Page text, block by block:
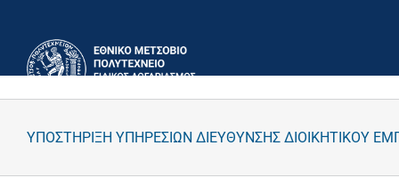
περιεχόμενο
ΥΠΟΣΤΗΡΙΞΗ ΥΠΗΡΕΣΙΩΝ ΔΙΕΥΘΥΝΣΗΣ ΔΙΟΙΚΗΤΙΚΟΥ